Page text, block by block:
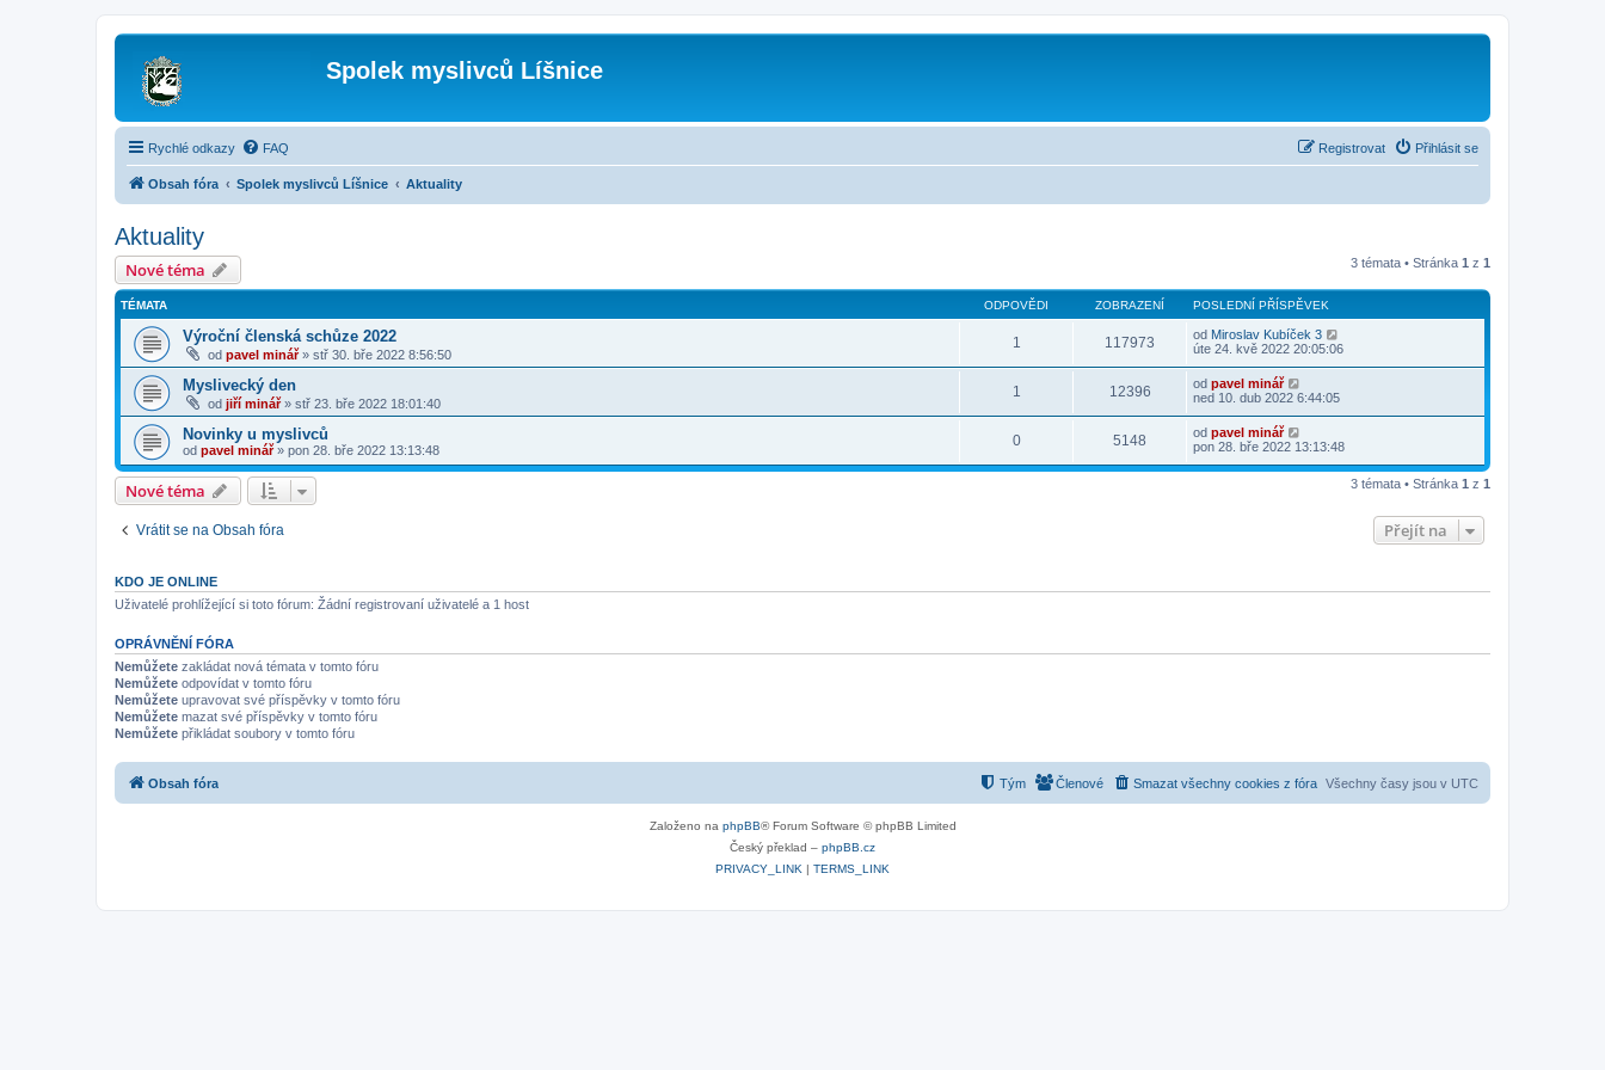
Spolek myslivců Líšnice
Rychlé odkazy FAQ Přihlásit se
Registrovat
Obsah fóra Spolek myslivců Líšnice Aktuality
Aktuality
Nové téma 3 témata • Stránka 1 z 1
TÉMATA ODPOVĚDI ZOBRAZENÍ POSLEDNÍ PŘÍSPĚVEK
Výroční členská schůze 2022
od pavel minář» stř 30. bře 2022 8:56:50
1 117973 od Miroslav Kubíček 3
úte 24. kvě 2022 20:05:06
Myslivecký den
od jiří minář» stř 23. bře 2022 18:01:40
1 12396 od pavel minář
ned 10. dub 2022 6:44:05
Novinky u myslivců
od pavel minář» pon 28. bře 2022 13:13:48
0 5148 od pavel minář
pon 28. bře 2022 13:13:48
Nové téma 3 témata • Stránka 1 z 1
Vrátit se na Obsah fóra Přejít na
KDO JE ONLINE
Uživatelé prohlížející si toto fórum: Žádní registrovaní uživatelé a 1 host
OPRÁVNĚNÍ FÓRA
Nemůžete zakládat nová témata v tomto fóru
Nemůžete odpovídat v tomto fóru
Nemůžete upravovat své příspěvky v tomto fóru
Nemůžete mazat své příspěvky v tomto fóru
Nemůžete přikládat soubory v tomto fóru
Obsah fóra Všechny časy jsou v UTC
Smazat všechny cookies z fóra
Členové
Tým
Založeno na phpBB® Forum Software © phpBB Limited
Český překlad – phpBB.cz
PRIVACY_LINK | TERMS_LINK